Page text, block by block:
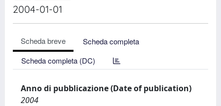
2004-01-01
Scheda breve
Scheda completa
Scheda completa (DC)
Anno di pubblicazione (Date of publication)
2004